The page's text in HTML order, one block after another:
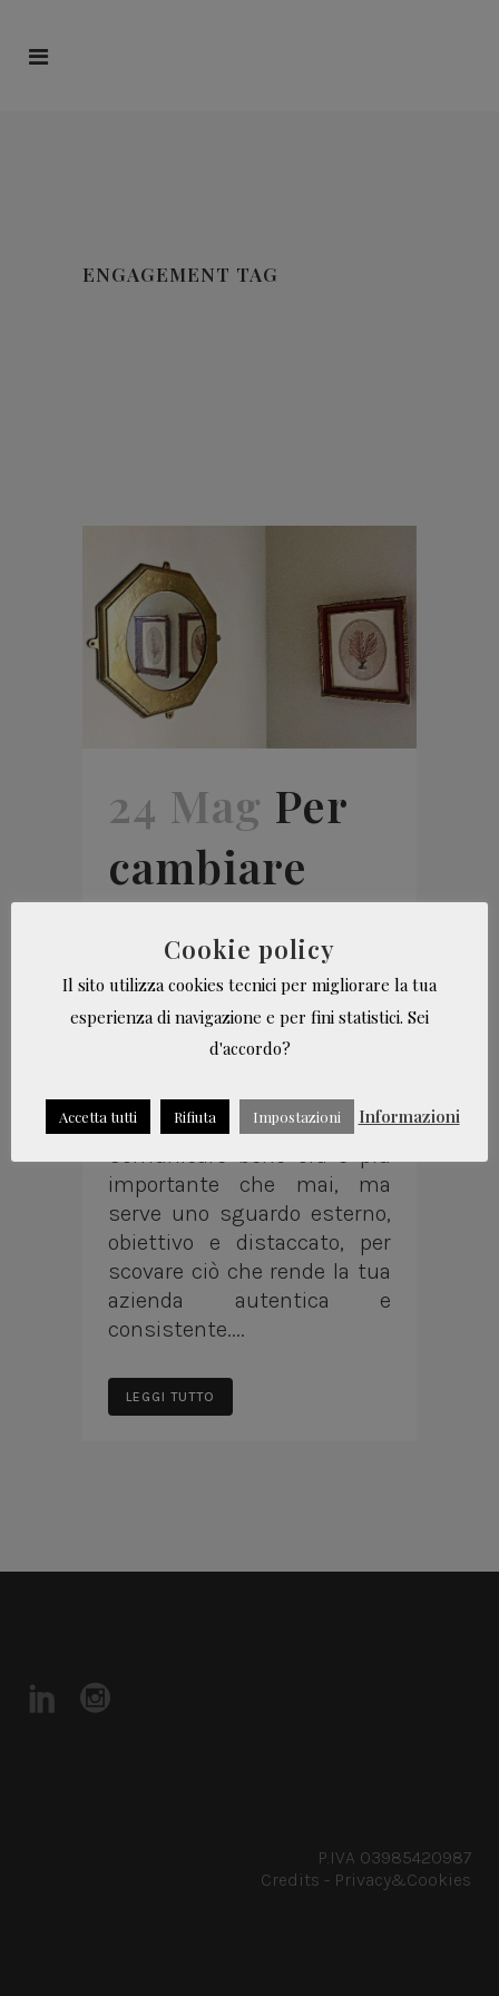
ENGAGEMENT TAG
24 Mag Per
cambiare
davvero
serve un
occhio
nuovo
Comunicare bene ora è più
importante che mai, ma
serve uno sguardo esterno,
obiettivo e distaccato, per
scovare ciò che rende la tua
azienda autentica e
consistente....
LEGGI TUTTO
P.IVA 03985420987
Credits - Privacy&Cookies
Cookie policy
Il sito utilizza cookies tecnici per migliorare la tua
esperienza di navigazione e per fini statistici. Sei
d'accordo?
Accetta tutti Rifiuta Impostazioni Informazioni